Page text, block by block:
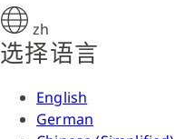
zh
选择语言
English
German